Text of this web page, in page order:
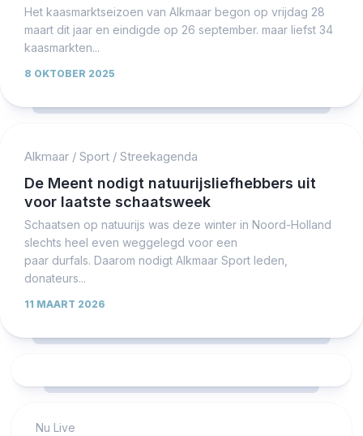
Het kaasmarktseizoen van Alkmaar begon op vrijdag 28
maart dit jaar en eindigde op 26 september. maar liefst 34
kaasmarkten...
8 OKTOBER 2025
Alkmaar / Sport / Streekagenda
De Meent nodigt natuurijsliefhebbers uit
voor laatste schaatsweek
Schaatsen op natuurijs was deze winter in Noord-Holland
slechts heel even weggelegd voor een
paar durfals. Daarom nodigt Alkmaar Sport leden,
donateurs...
11 MAART 2026
Nu Live